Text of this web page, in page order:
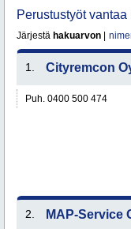
Perustustyöt vantaa
Järjestä hakuarvon
1. Cityremcon
Puh. 0400 500 474
2. MAP-Service